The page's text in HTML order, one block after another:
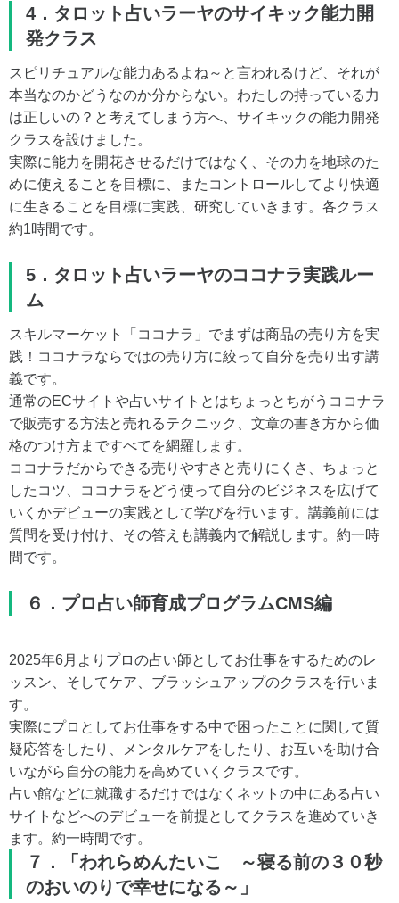
4．タロット占いラーヤのサイキック能力開
発クラス
スピリチュアルな能力あるよね～と言われるけど、それが
本当なのかどうなのか分からない。わたしの持っている力
は正しいの？と考えてしまう方へ、サイキックの能力開発
クラスを設けました。
実際に能力を開花させるだけではなく、その力を地球のた
めに使えることを目標に、またコントロールしてより快適
に生きることを目標に実践、研究していきます。各クラス
約1時間です。
5．タロット占いラーヤのココナラ実践ルー
ム
スキルマーケット「ココナラ」でまずは商品の売り方を実
践！ココナラならではの売り方に絞って自分を売り出す講
義です。
通常のECサイトや占いサイトとはちょっとちがうココナラ
で販売する方法と売れるテクニック、文章の書き方から価
格のつけ方まですべてを網羅します。
ココナラだからできる売りやすさと売りにくさ、ちょっと
したコツ、ココナラをどう使って自分のビジネスを広げて
いくかデビューの実践として学びを行います。講義前には
質問を受け付け、その答えも講義内で解説します。約一時
間です。
６．プロ占い師育成プログラムCMS編
2025年6月よりプロの占い師としてお仕事をするためのレ
ッスン、そしてケア、ブラッシュアップのクラスを行いま
す。
実際にプロとしてお仕事をする中で困ったことに関して質
疑応答をしたり、メンタルケアをしたり、お互いを助け合
いながら自分の能力を高めていくクラスです。
占い館などに就職するだけではなくネットの中にある占い
サイトなどへのデビューを前提としてクラスを進めていき
ます。約一時間です。
７．「われらめんたいこ ～寝る前の３０秒
のおいのりで幸せになる～」